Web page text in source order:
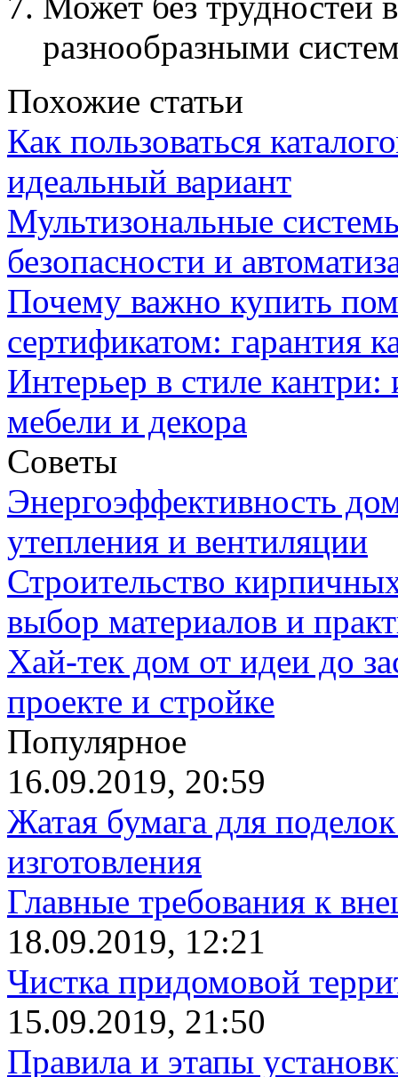
разнообразными
Похожие статьи
Как пользоваться
идеальный вариант
Мультизональные
безопасности и
Почему важно купить
сертификатом: гарантия
Интерьер в стиле
мебели и декора
Советы
Энергоэффективность
утепления и вентиляции
Строительство
выбор материалов и
Хай-тек дом от идеи до
проекте и стройке
Популярное
16.09.2019, 20:59
Жатая бумага для
изготовления
Главные требования к
18.09.2019, 12:21
Чистка придомовой
15.09.2019, 21:50
Правила и этапы